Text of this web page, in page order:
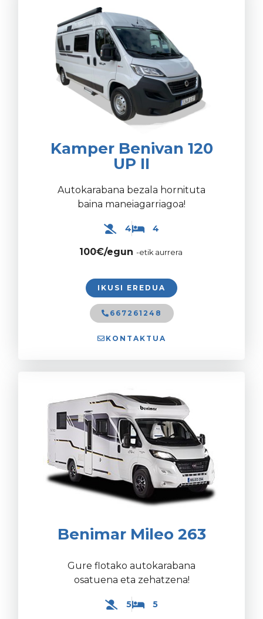
Kamper Benivan 120
UP II
Autokarabana bezala hornituta
baina maneiagarriagoa!
4 4
100€/egun -etik aurrera
IKUSI EREDUA
667261248
KONTAKTUA
Benimar Mileo 263
Gure flotako autokarabana
osatuena eta zehatzena!
5 5